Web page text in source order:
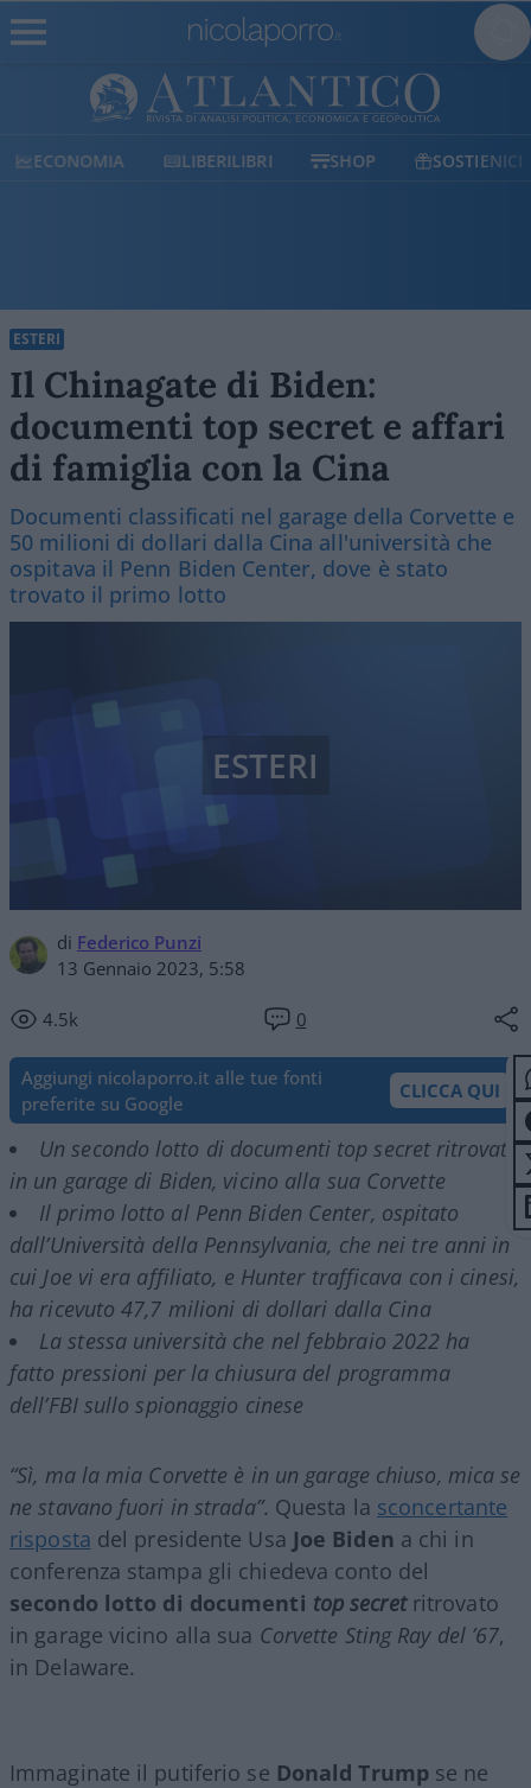
ECONOMIA LIBERILIBRI SHOP SOSTIENICI
ESTERI
Il Chinagate di Biden:
documenti top secret e affari
di famiglia con la Cina
Documenti classificati nel garage della Corvette e
50 milioni di dollari dalla Cina all'università che
ospitava il Penn Biden Center, dove è stato
trovato il primo lotto
di Federico Punzi
13 Gennaio 2023, 5:58
4.5k 0
ESTERI
Aggiungi nicolaporro.it alle tue fonti
preferite su Google
CLICCA QUI
Un secondo lotto di documenti top secret ritrovato
in un garage di Biden, vicino alla sua Corvette
Il primo lotto al Penn Biden Center, ospitato
dall’Università della Pennsylvania, che nei tre anni in
cui Joe vi era affiliato, e Hunter trafficava con i cinesi,
ha ricevuto 47,7 milioni di dollari dalla Cina
La stessa università che nel febbraio 2022 ha
fatto pressioni per la chiusura del programma
dell’FBI sullo spionaggio cinese
“Sì, ma la mia Corvette è in un garage chiuso, mica se
ne stavano fuori in strada”. Questa la sconcertante
risposta del presidente Usa Joe Biden a chi in
conferenza stampa gli chiedeva conto del
secondo lotto di documenti top secretritrovato
in garage vicino alla sua Corvette Sting Ray del ’67,
in Delaware.
Immaginate il putiferio se Donald Trumpse ne